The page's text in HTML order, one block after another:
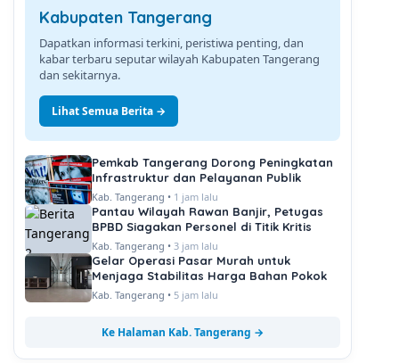
Kabupaten Tangerang
Dapatkan informasi terkini, peristiwa penting, dan
kabar terbaru seputar wilayah Kabupaten Tangerang
dan sekitarnya.
Lihat Semua Berita →
Pemkab Tangerang Dorong Peningkatan
Infrastruktur dan Pelayanan Publik
Kab. Tangerang • 1 jam lalu
Pantau Wilayah Rawan Banjir, Petugas
BPBD Siagakan Personel di Titik Kritis
Kab. Tangerang • 3 jam lalu
Gelar Operasi Pasar Murah untuk
Menjaga Stabilitas Harga Bahan Pokok
Kab. Tangerang • 5 jam lalu
Ke Halaman Kab. Tangerang →